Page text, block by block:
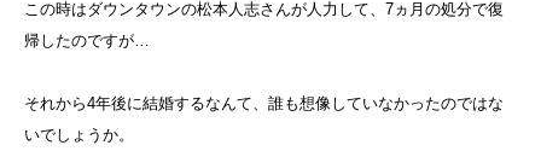
この時はダウンタウンの松本人志さんが人力して、7ヵ月の処分で復
帰したのですが…
それから4年後に結婚するなんて、誰も想像していなかったのではな
いでしょうか。